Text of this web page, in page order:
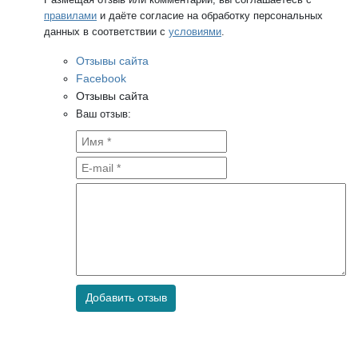
правилами и даёте согласие на обработку персональных
данных в соответствии с условиями.
Отзывы сайта
Facebook
Отзывы сайта
Ваш отзыв:
Добавить отзыв